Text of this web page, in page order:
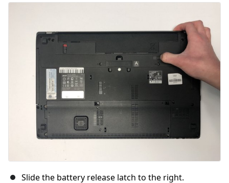
Abbrechen Kommentieren
Slide the battery release latch to the right.